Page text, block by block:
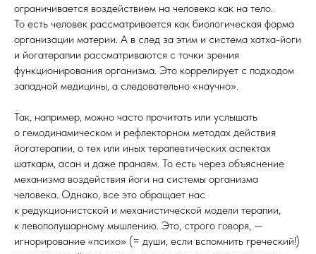
ограничивается воздействием на человека как на тело.
То есть человек рассматривается как биологическая форма
организации материи. А в след за этим и система хатха-йоги
и йогатерапии рассматриваются с точки зрения
функционирования организма. Это коррелирует с подходом
западной медицины, а следовательно «научно».
Так, например, можно часто прочитать или услышать
о гемодинамическом и рефлекторном методах действия
йогатерапии, о тех или иных терапевтических аспектах
шаткарм, асан и даже пранаям. То есть через объяснение
механизма воздействия йоги на системы организма
человека. Однако, все это обращает нас
к редукционистской и механистической модели терапии,
к левополушарному мышлению. Это, строго говоря, —
игнорирование «психо» (= души, если вспомнить греческий!)